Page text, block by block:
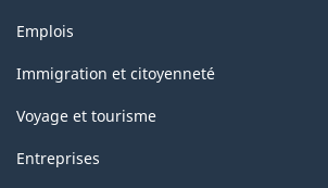
Thèmes
sujets
Emplois
Immigration et citoyenneté
Voyage et tourisme
Entreprises